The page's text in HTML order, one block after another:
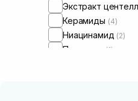
Экстракт
Керамиды (4)
Ниацинамид (2)
Пантенол (1)